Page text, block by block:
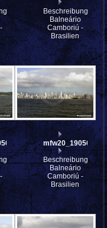
Beschreibung:
Balneário
Camboriú -
Brasilien
mfw20_190568
Beschreibung:
Balneário
Camboriú -
Brasilien